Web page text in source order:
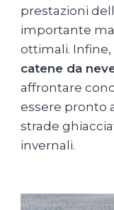
prestazioni
importante
ottimali.
catene da
affrontare
essere pronto
strade
invernali.